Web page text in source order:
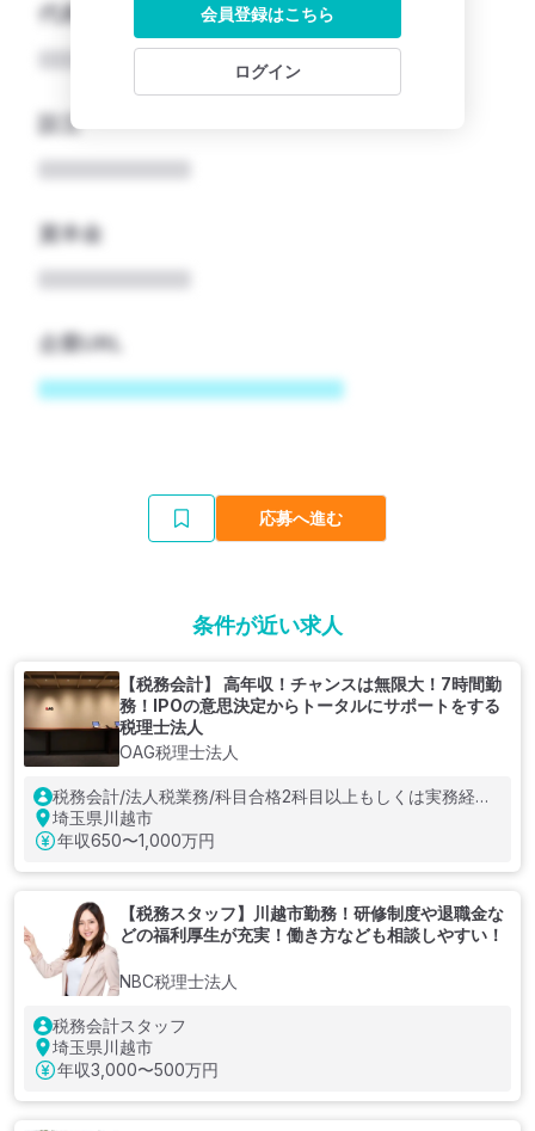
代表者
設立
資本金
企業URL
会員登録はこちら
ログイン
応募へ進む
条件が近い求人
【税務会計】 高年収！チャンスは無限大！7時間勤
務！IPOの意思決定からトータルにサポートをする
税理士法人
OAG税理士法人
税務会計/法人税業務/科目合格2科目以上もしくは実務経験3
年
埼玉県川越市
年収650〜1,000万円
【税務スタッフ】川越市勤務！研修制度や退職金な
どの福利厚生が充実！働き方なども相談しやすい！
NBC税理士法人
税務会計スタッフ
埼玉県川越市
年収3,000〜500万円